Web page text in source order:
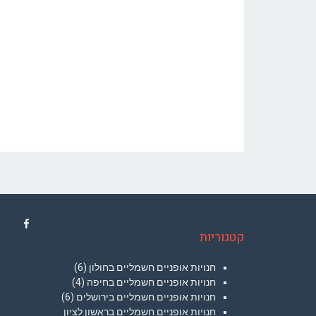
קטגוריות
חנויות אופניים חשמליים בחולון (6)
חנויות אופניים חשמליים בחיפה (4)
חנויות אופניים חשמליים בירושלים (6)
חנויות אופניים חשמליים בראשון לציון